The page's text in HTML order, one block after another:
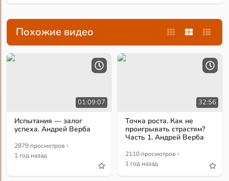
Похожие видео
01:09:07
Испытания — залог
успеха. Андрей Верба
2879 просмотров ·
1 год назад
32:56
Точка роста. Как не
проигрывать страстям?
Часть 1. Андрей Верба
2110 просмотров ·
1 год назад